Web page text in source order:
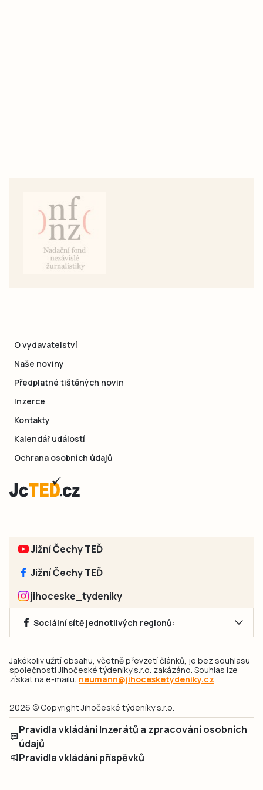
O vydavatelství
Naše noviny
Předplatné tištěných novin
Inzerce
Kontakty
Kalendář událostí
Ochrana osobních údajů
Jižní Čechy TEĎ
Jižní Čechy TEĎ
jihoceske_tydeniky
Sociální sítě jednotlivých regionů:
Jakékoliv užití obsahu, včetně převzetí článků, je bez souhlasu
společnosti Jihočeské týdeníky s.r.o. zakázáno. Souhlas lze
získat na e-mailu: neumann@jihocesketydeniky.cz.
2026 © Copyright Jihočeské týdeníky s.r.o.
Pravidla vkládání Inzerátů a zpracování osobních
údajů
Pravidla vkládání příspěvků